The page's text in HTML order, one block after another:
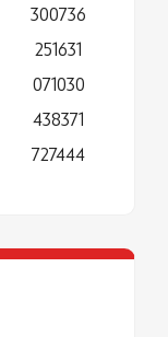
300736
251631
071030
438371
727444